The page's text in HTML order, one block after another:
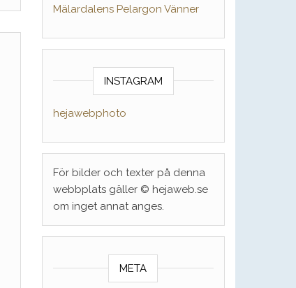
Mälardalens Pelargon Vänner
INSTAGRAM
hejawebphoto
För bilder och texter på denna
webbplats gäller © hejaweb.se
om inget annat anges.
META